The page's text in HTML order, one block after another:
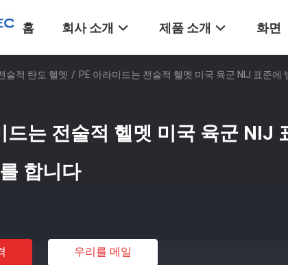
홈 회사 소개 제품 소개 화면
술적 탄도 헬멧 / PE 아라미드는 전술적 헬멧 미국 육군 NIJ 표준에
드는 전술적 헬멧 미국 육군 NIJ
합니다
우리를 메일